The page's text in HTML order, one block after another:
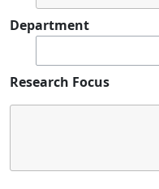
Department
Research Focus